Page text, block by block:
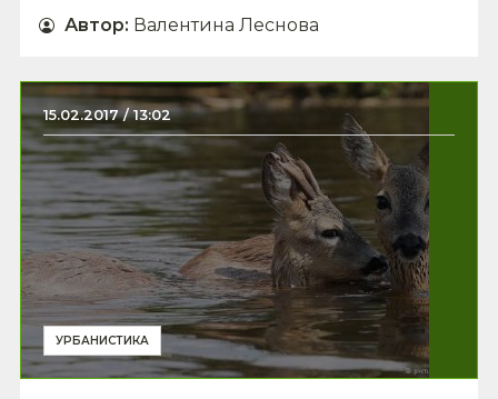
Автор: Валентина Леснова
15.02.2017 / 13:02
УРБАНИСТИКА